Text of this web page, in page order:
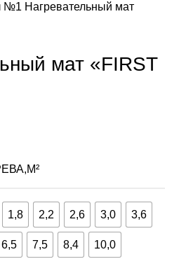
№1 Нагревательный мат
мат «FIRST
1,8 2,2 2,6 3,0 3,6
6,5 7,5 8,4 10,0